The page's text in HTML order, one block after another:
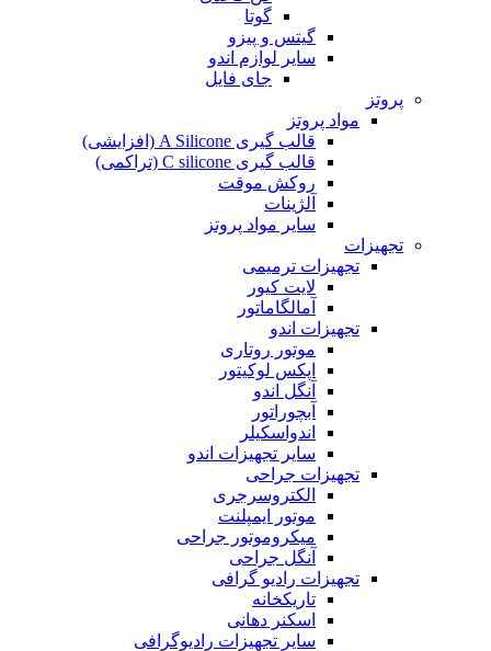
گوتا
گیتس و پیزو
سایر لوازم اندو
جای فایل
پروتز
مواد پروتز
قالب گیری A Silicone (افزایشی)
قالب گیری C silicone (تراکمی)
روکش موقت
آلژینات
سایر مواد پروتز
تجهیزات
تجهیزات ترمیمی
لایت کیور
آمالگاماتور
تجهیزات اندو
موتور روتاری
اپکس لوکیتور
آنگل اندو
آبچوراتور
اندواسکیلر
سایر تجهیزات اندو
تجهیزات جراحی
الکتروسرجری
موتور ایمپلنت
میکروموتور جراحی
آنگل جراحی
تجهیزات رادیو گرافی
تاریکخانه
اسکنر دهانی
سایر تجهیزات رادیوگرافی